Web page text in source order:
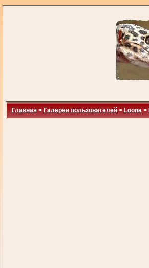
Главная > Галереи пользователей > Loona >